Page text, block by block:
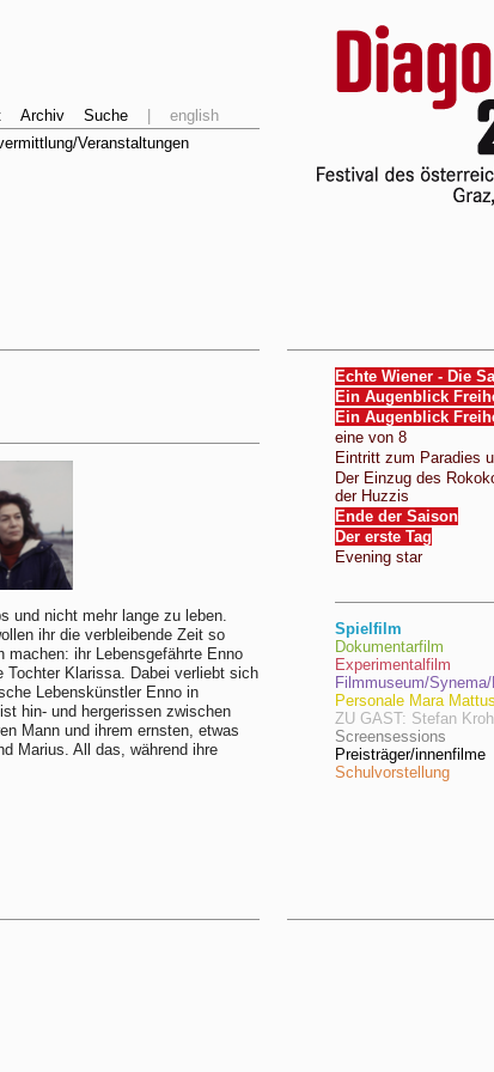
Archiv Suche
english
Veranstaltungen
und nicht mehr lange zu leben.
ihr die verbleibende Zeit so
machen: ihr Lebensgefährte Enno
Tochter Klarissa. Dabei verliebt sich
Lebenskünstler Enno in
hin- und hergerissen zwischen
Mann und ihrem ernsten, etwas
Marius. All das, während ihre
Echte Wiener - Die
Ein Augenblick
Ein Augenblick
eine von 8
Eintritt zum Paradies
Der Einzug des
der Huzzis
Ende der Saison
Der erste Tag
Evening star
Spielfilm
Dokumentarfilm
Experimentalfilm
Filmmuseum/
Personale Mara
ZU GAST: Stefan
Screensessions
Preisträger/innenfilme
Schulvorstellung